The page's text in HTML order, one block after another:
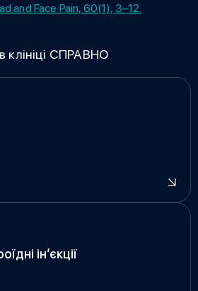
and Face Pain, 60(1), 3–12.
клініці СПРАВНО
ін’єкції